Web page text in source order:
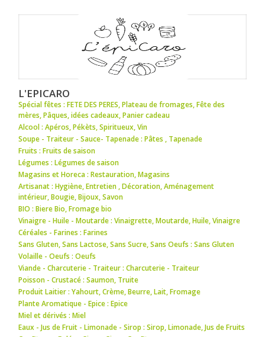
L'EPICARO
Spécial fêtes : FETE DES PERES,Plateau de fromages,Fête des
mères,Pâques,idées cadeaux,Panier cadeau
Alcool : Apéros,Pékèts,Spiritueux,Vin
Soupe - Traiteur - Sauce- Tapenade : Pâtes , Tapenade
Fruits : Fruits de saison
Légumes : Légumes de saison
Magasins et Horeca : Restauration,Magasins
Artisanat : Hygiène,Entretien ,Décoration,Aménagement
intérieur,Bougie,Bijoux,Savon
BIO : Biere Bio,Fromage bio
Vinaigre - Huile - Moutarde : Vinaigrette,Moutarde,Huile,Vinaigre
Céréales - Farines : Farines
Sans Gluten, Sans Lactose, Sans Sucre, Sans Oeufs : Sans Gluten
Volaille - Oeufs : Oeufs
Viande - Charcuterie - Traiteur : Charcuterie - Traiteur
Poisson - Crustacé : Saumon, Truite
Produit Laitier : Yahourt,Crème,Beurre,Lait,Fromage
Plante Aromatique - Epice : Epice
Miel et dérivés : Miel
Eaux - Jus de Fruit - Limonade - Sirop : Sirop,Limonade,Jus de Fruits